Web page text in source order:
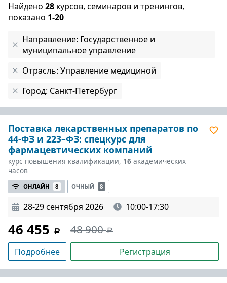
Найдено 28 курсов, семинаров и тренингов,
показано 1-20
Направление: Государственное и
муниципальное управление
Отрасль: Управление медициной
Город: Санкт-Петербург
Поставка лекарственных препаратов по
44-ФЗ и 223–ФЗ: спецкурс для
фармацевтических компаний
курс повышения квалификации, 16 академических
часов
ОНЛАЙН 8 ОЧНЫЙ 8
28-29 сентября 2026 10:00-17:30
46 455 48 900
Подробнее Регистрация